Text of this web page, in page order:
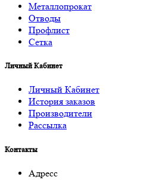
Металлопрокат
Отводы
Профлист
Сетка
Личный Кабинет
Личный Кабинет
История заказов
Производители
Рассылка
Контакты
Адресс